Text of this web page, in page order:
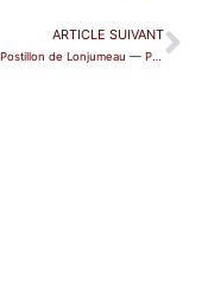
ARTICLE SUIVANT
ADAM, Le Postillon de Lonjumeau — Paris (Opéra Comique)